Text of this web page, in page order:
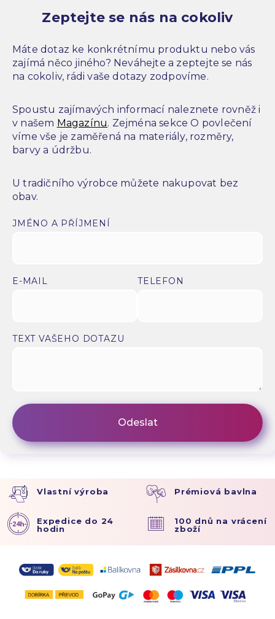
Zeptejte se nás na cokoliv
Máte dotaz ke konkrétnímu produktu nebo vás
zajímá něco jiného? Neváhejte a zeptejte se nás
na cokoliv, rádi vaše dotazy zodpovíme.
Spoustu zajímavých informací naleznete rovněž i
v našem Magazínu. Zejména sekce O povlečení
víme vše je zaměřená na materiály, rozměry,
barvy a údržbu.
U tradičního výrobce můžete nakupovat bez
obav.
JMÉNO A PŘÍJMENÍ
E-MAIL TELEFON
TEXT VAŠEHO DOTAZU
Vlastní výroba Prémiová bavlna
Expedice do 24
hodin
100 dnů na vrácení
zboží